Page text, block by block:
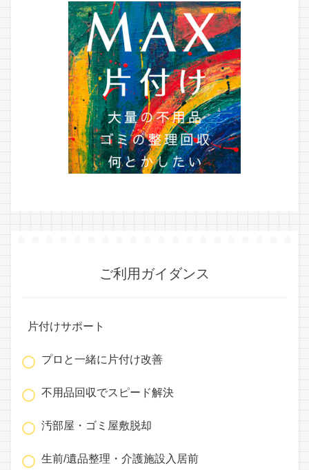
ご利用ガイダンス
片付けサポート
プロと一緒に片付け改善
不用品回収でスピード解決
汚部屋・ゴミ屋敷脱却
生前/遺品整理・介護施設入居前